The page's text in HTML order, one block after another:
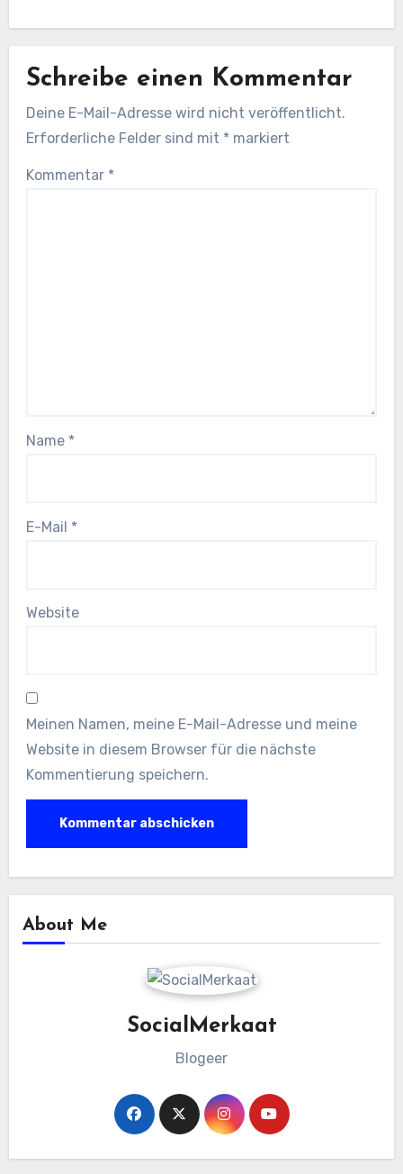
Schreibe einen Kommentar
Deine E-Mail-Adresse wird nicht veröffentlicht.
Erforderliche Felder sind mit * markiert
Kommentar *
Name *
E-Mail *
Website
Meinen Namen, meine E-Mail-Adresse und meine
Website in diesem Browser für die nächste
Kommentierung speichern.
About Me
SocialMerkaat
Blogeer